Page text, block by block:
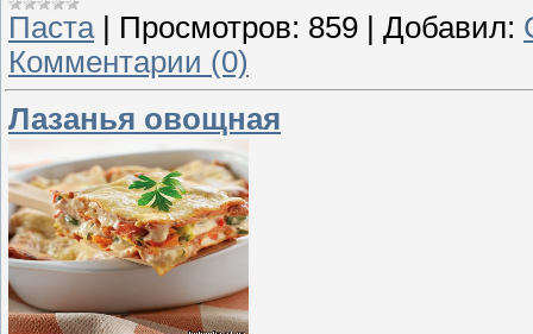
Паста| Просмотров: 859 Добавил:
Комментарии (0)
Лазанья овощная